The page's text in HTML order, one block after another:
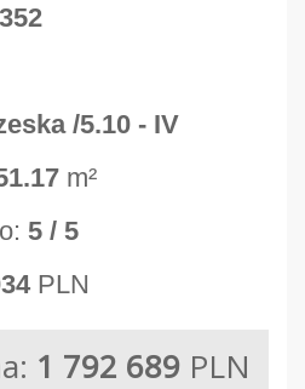
/5.10 - IV
m²
5 / 5
PLN
1 792 689 PLN